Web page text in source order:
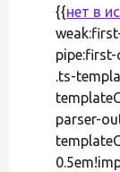
{{нет в
.ts-
parser-